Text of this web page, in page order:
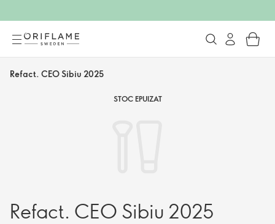
Refact. CEO Sibiu 2025
STOC EPUIZAT
Refact. CEO Sibiu 2025